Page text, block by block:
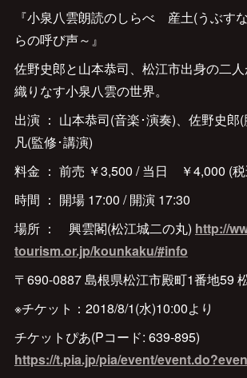
『小泉八雲朗読のしらべ 産土(うぶす
らの呼び声～』
佐野史郎と山本恭司、松江市出身の二
織りなす小泉八雲の世界。
出演 ： 山本恭司(音楽･演奏)、佐野史郎
凡(監修･講演)
料金 ： 前売 ￥3,500 / 当日 ￥4,000 (
時間 ： 開場 17:00 / 開演 17:30
場所 ： 興雲閣(松江城二の丸) http://
tourism.or.jp/kounkaku/#info
〒690-0887 島根県松江市殿町1番地59
※チケット：2018/8/1(水)10:00より
チケットぴあ(Pコード: 639-895)
https://t.pia.jp/pia/event/